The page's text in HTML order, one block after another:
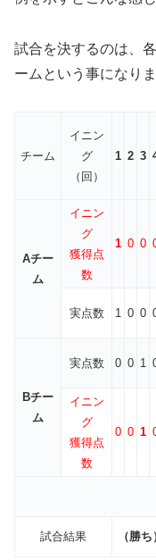
試合を決するのは、
ームという事になりま
チーム
イニン
グ
（回）
1 2 3
Aチー
ム
イニン
グ
獲得点
数
1 0 0
実点数 1 0 0
Bチー
ム
実点数 0 0 1
イニン
グ
獲得点
数
0 0 1
試合結果 （勝